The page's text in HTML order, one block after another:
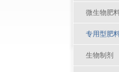
微生物肥
专用型肥
生物制剂